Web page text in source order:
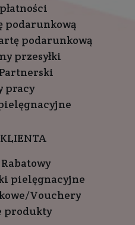
podarunkową
podarunkową
przesyłki
pracy
pielęgnacyjne
Vouchery
produkty